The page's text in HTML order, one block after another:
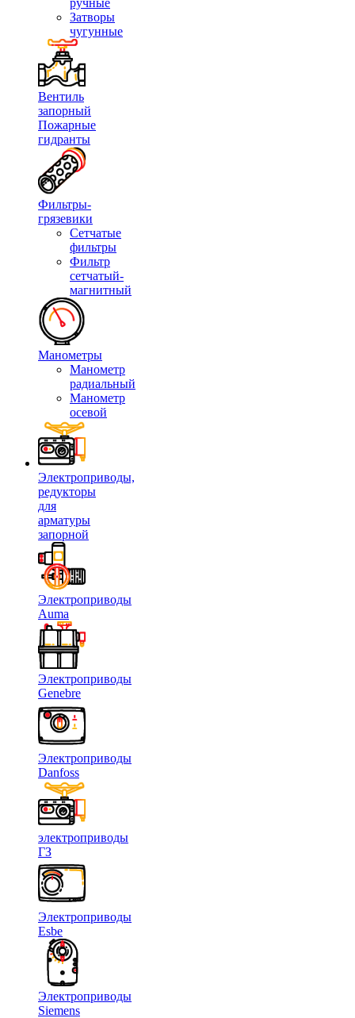
ручные
Затворы
чугунные
Вентиль
запорный
Пожарные
гидранты
Фильтры-
грязевики
Сетчатые
фильтры
Фильтр
сетчатый-
магнитный
Манометры
Манометр
радиальный
Манометр
осевой
Электроприводы,
редукторы
для
арматуры
запорной
Электроприводы
Auma
Электроприводы
Genebre
Электроприводы
Danfoss
электроприводы
ГЗ
Электроприводы
Esbe
Электроприводы
Siemens